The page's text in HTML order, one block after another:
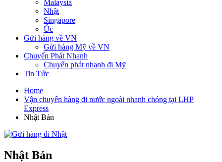
Malaysia
Nhật
Singapore
Úc
Gửi hàng về VN
Gửi hàng Mỹ về VN
Chuyển Phát Nhanh
Chuyển phát nhanh đi Mỹ
Tin Tức
Home
Vận chuyển hàng đi nước ngoài nhanh chóng tại LHP
Express
Nhật Bản
Nhật Bản